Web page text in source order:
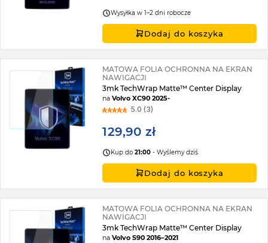
Wysyłka w 1–2 dni robocze
Dodaj do koszyka
MATOWA FOLIA OCHRONNA NA EKRAN
NAWIGACJI
3mk TechWrap Matte™ Center Display
naVolvo XC90 2025-
5.0 (3)
129,90 zł
Kup do21:00 - Wyślemy dziś
Dodaj do koszyka
MATOWA FOLIA OCHRONNA NA EKRAN
NAWIGACJI
3mk TechWrap Matte™ Center Display
naVolvo S90 2016–2021